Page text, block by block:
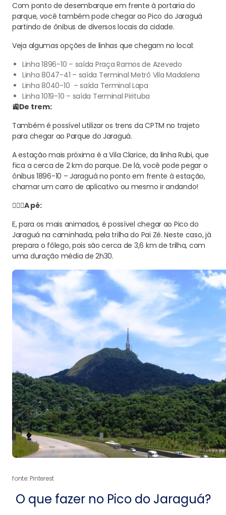
Com ponto de desembarque em frente à portaria do
parque, você também pode chegar ao Pico do Jaraguá
partindo de ônibus de diversos locais da cidade.
Veja algumas opções de linhas que chegam no local:
Linha 1896-10 – saída Praça Ramos de Azevedo
Linha 8047-41 – saída Terminal Metrô Vila Madalena
Linha 8040-10 – saída Terminal Lapa
Linha 1019-10 – saída Terminal Pirituba
🚉De trem:
Também é possível utilizar os trens da CPTM no trajeto
para chegar ao Parque do Jaraguá.
A estação mais próxima é a Vila Clarice, da linha Rubi, que
fica a cerca de 2 km do parque. De lá, você pode pegar o
ônibus 1896-10 – Jaraguá no ponto em frente à estação,
chamar um carro de aplicativo ou mesmo ir andando!
🚶🏿‍♀️A pé:
E, para os mais animados, é possível chegar ao Pico do
Jaraguá na caminhada, pela trilha do Pai Zé. Neste caso, já
prepara o fôlego, pois são cerca de 3,6 km de trilha, com
uma duração média de 2h30.
fonte: Pinterest
O que fazer no Pico do Jaraguá?